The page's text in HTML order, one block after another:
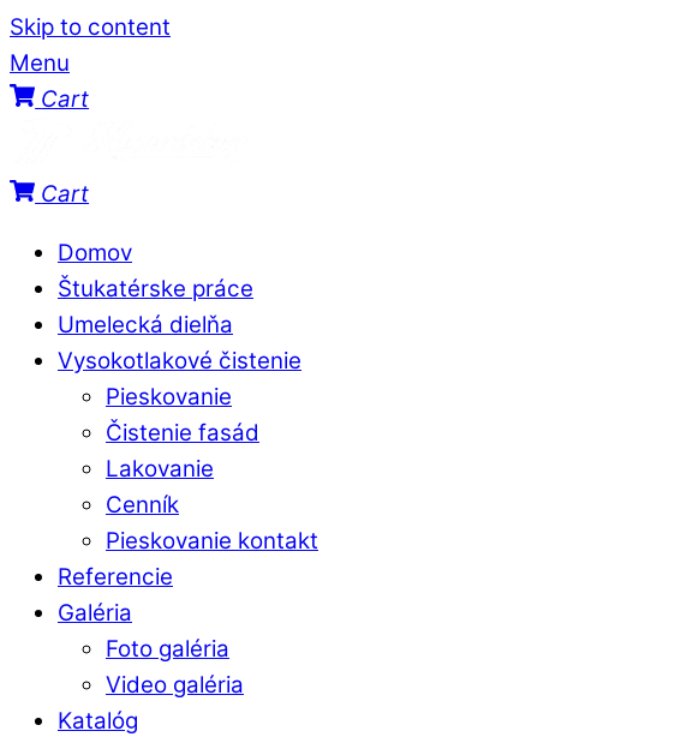
Skip to content
Menu
Cart
Cart
Domov
Štukatérske práce
Umelecká dielňa
Vysokotlakové čistenie
Pieskovanie
Čistenie fasád
Lakovanie
Cenník
Pieskovanie kontakt
Referencie
Galéria
Foto galéria
Video galéria
Katalóg